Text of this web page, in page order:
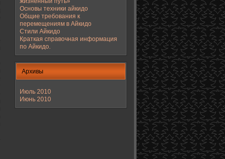
Основы техники айкидо
Общие требования к
перемещениям в Айкидо
Стили Айкидо
Краткая справочная информация
по Айкидо.
Архивы
Июль 2010
Июнь 2010